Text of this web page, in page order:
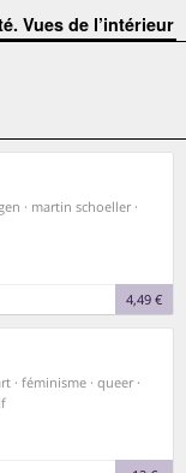
Vues de l’intérieur
· martin schoeller ·
4,49 €
· féminisme · queer ·